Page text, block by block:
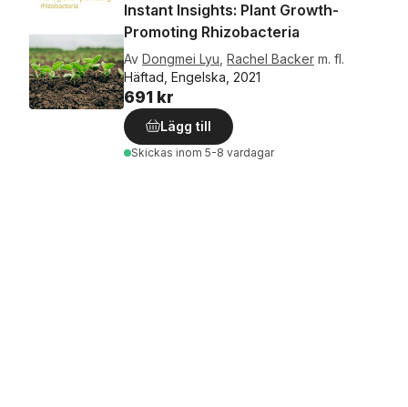
Instant Insights: Plant Growth-
Promoting Rhizobacteria
Av Dongmei Lyu Rachel Backer m. fl.
Häftad, Engelska, 2021
691 kr
Lägg till
Skickas inom 5-8 vardagar